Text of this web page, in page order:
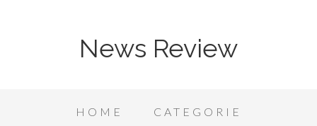
News Review
HOME CATEGORIE